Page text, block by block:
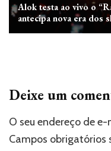
Alok testa ao vivo o
antecipa nova era dos
Deixe um
O seu endereço de
Campos obrigatórios